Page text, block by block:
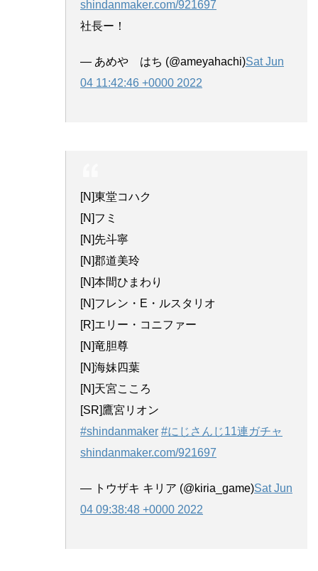
shindanmaker.com/921697
社長ー！
— あめや はち (@ameyahachi)Sat Jun
04 11:42:46 +0000 2022
[N]東堂コハク
[N]フミ
[N]先斗寧
[N]郡道美玲
[N]本間ひまわり
[N]フレン・E・ルスタリオ
[R]エリー・コニファー
[N]竜胆尊
[N]海妹四葉
[N]天宮こころ
[SR]鷹宮リオン
#shindanmaker #にじさんじ11連ガチャ
shindanmaker.com/921697
— トウザキ キリア (@kiria_game)Sat Jun
04 09:38:48 +0000 2022